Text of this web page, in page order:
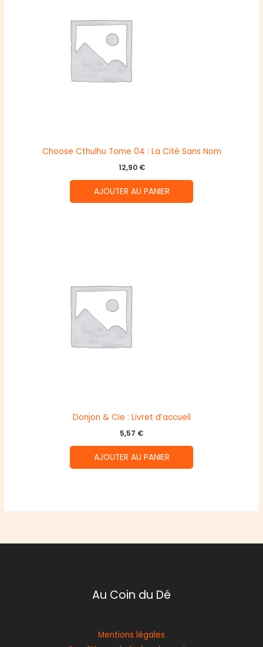
Choose Cthulhu Tome 04 : La Cité Sans Nom
12,90 €
AJOUTER AU PANIER
Donjon & Cie : Livret d’accueil
5,57 €
AJOUTER AU PANIER
Au Coin du Dé
Mentions légales